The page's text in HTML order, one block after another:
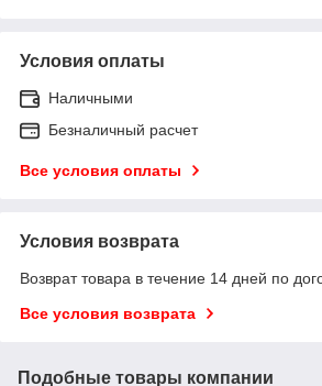
Условия оплаты
Наличными
Безналичный расчет
Все условия оплаты
Условия возврата
Возврат товара в течение 14 дней по
Все условия возврата
Подобные товары компании